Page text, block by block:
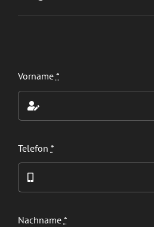
Vorname *
Telefon *
Nachname *